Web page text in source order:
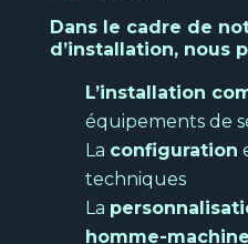
Dans le cadre de
d’installation, nous
L’installation
équipements de
La configuration
techniques
La
homme-machine